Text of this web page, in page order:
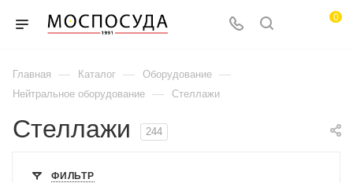
0
Главная — Каталог — Оборудование —
Нейтральное оборудование — Стеллажи
Стеллажи 244
ФИЛЬТР